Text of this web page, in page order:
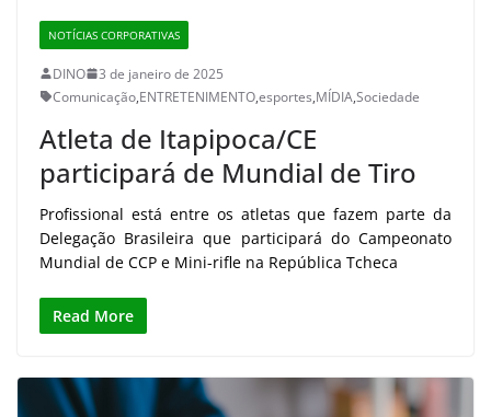
NOTÍCIAS CORPORATIVAS
DINO
3 de janeiro de 2025
Comunicação,ENTRETENIMENTO,esportes,MÍDIA,Sociedade
Atleta de Itapipoca/CE
participará de Mundial de Tiro
Profissional está entre os atletas que fazem parte da
Delegação Brasileira que participará do Campeonato
Mundial de CCP e Mini-rifle na República Tcheca
Read More